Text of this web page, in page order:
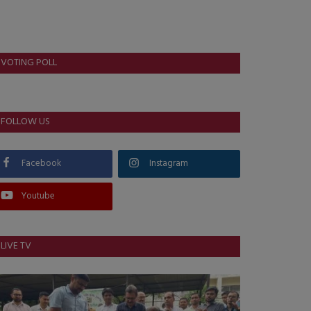
VOTING POLL
FOLLOW US
Facebook Instagram
Youtube
LIVE TV